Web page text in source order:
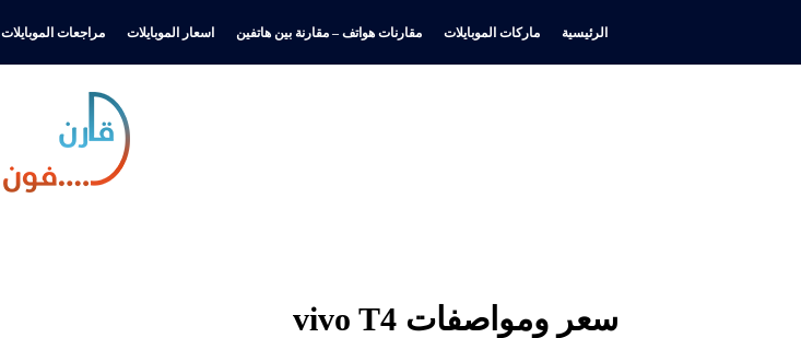
الرئيسية ماركات الموبايلات مقارنات هواتف – مقارنة بين هاتفين اسعار الموبايلات مراجعات الموبايلات
سعر ومواصفات vivo T4